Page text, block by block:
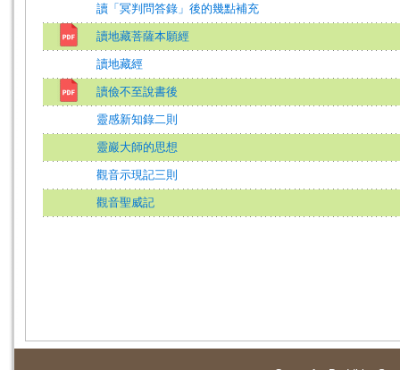
讀「冥判問答錄」後的幾點補充
讀地藏菩薩本願經
讀地藏經
讀儉不至說書後
靈感新知錄二則
靈巖大師的思想
觀音示現記三則
觀音聖威記